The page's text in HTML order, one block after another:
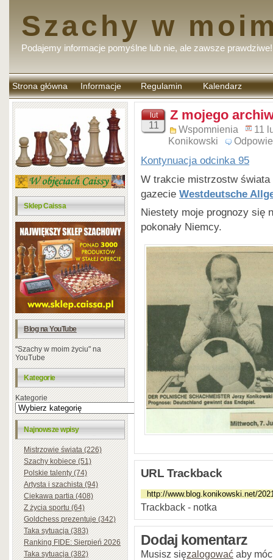
Szachy w
Podajemy informacje pomyślne lub nie, ale zawsze prawdziwe!
Strona główna Informacje Regulamin
komentarzy
Kalendarz
Sklep Caissa
Blog na YouTube
"Szachy w moim życiu" na
YouTube
Kategorie
Kategorie
Najnowsze wpisy
Mistrzowie świata (226)
Szachy kobiece (51)
Polskie talenty (74)
Artysta i szachista (94)
Ciekawa partia (408)
Z życia sportu (64)
Goldchess prezentuje (342)
Taka sytuacja (383)
Ranking FIDE: Sierpień 2026
Taka sytuacja (382)
lut
11
Z mojego
Wspomnienia
11
Konikowski
Kontynuacja odcinka 95
W trakcie mistrzostw świata
gazecie Westdeutsche
Niestety moje prognozy się
pokonały Niemcy.
URL Trackback
Trackback - notka
Dodaj komentarz
Musisz sięzalogować aby